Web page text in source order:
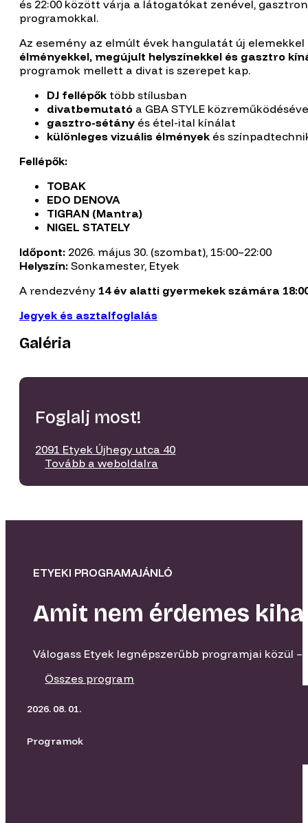
és 22:00 között várja a látogatókat zenével,
programokkal.
Az esemény az elmúlt évek hangulatát új
élményekkel, megújult helyszínekkel és gasztro
programok mellett a divat is szerepet kap.
DJ fellépők több stílusban
divatbemutató a GBA STYLE
gasztro-sétány és étel-ital kínálat
különleges vizuális élmények és
Fellépők:
TOBAK
EDO DENOVA
TIGRAN (Mantra)
NIGEL STATELY
Időpont: 2026. május 30. (szombat), 15:00–22:00
Helyszín: Sonkamester, Etyek
A rendezvény 14 év alatti gyermekek számára
Jegyek és asztalfoglalás
Galéria
Foglalj most!
2091 Etyek Újhegy utca 40
Tovább a weboldalra
ETYEKI PROGRAMAJÁNLÓ
Amit nem érdemes
Válogass Etyek legnépszerűbb programjai közül
Összes program
2026. 08. 01.
Programok